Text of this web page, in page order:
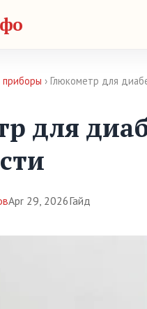
приборы › Глюкометр для
для
Apr 29, 2026Гайд